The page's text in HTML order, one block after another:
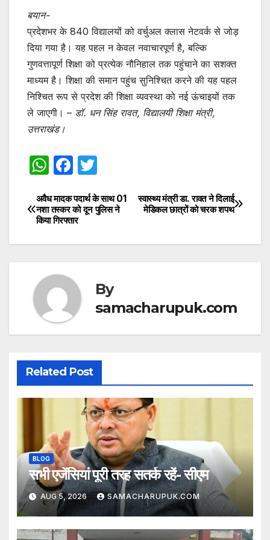
बयान-
प्रदेशभर के 840 विद्यालयों को वर्चुअल क्लास नेटवर्क से जोड़
दिया गया है। यह पहल न केवल नवाचारपूर्ण है, बल्कि
गुणवत्तापूर्ण शिक्षा को प्रत्येक नौनिहाल तक पहुंचाने का सशक्त
माध्यम है। शिक्षा की समान पहुंच सुनिश्चित करने की यह पहल
निश्चित रूप से प्रदेश की शिक्षा व्यवस्था को नई ऊंचाइयों तक
ले जाएगी। – डॉ. धन सिंह रावत, विद्यालयी शिक्षा मंत्री,
उत्तराखंड।
W
at
s
A
p
F
c
e
b
o
k
itt
er
Post
navigation
स्वास्थ्य मंत्री डा. रावत ने दिलाई
मेडिकल छात्रों को चरक शपथ
अवैध मादक पदार्थ के साथ 01
नशा तस्कर को दून पुलिस ने
किया गिरफ्तार
By
samacharupuk.com
Related Post
BLOG
सभी एजेंसियां पूरी तरह सतर्क रहें- सीएम
AUG 5, 2026 SAMACHARUPUK.COM